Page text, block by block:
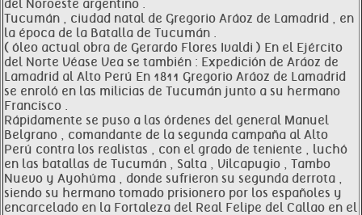
del Noroeste argentino .
Tucumán , ciudad natal de Gregorio Aráoz de Lamadrid , en
la época de la Batalla de Tucumán .
( óleo actual obra de Gerardo Flores Ivaldi ) En el Ejército
del Norte Véase Vea se también : Expedición de Aráoz de
Lamadrid al Alto Perú En 1811 Gregorio Aráoz de Lamadrid
se enroló en las milicias de Tucumán junto a su hermano
Francisco .
Rápidamente se puso a las órdenes del general Manuel
Belgrano , comandante de la segunda campaña al Alto
Perú contra los realistas , con el grado de teniente , luchó
en las batallas de Tucumán , Salta , Vilcapugio , Tambo
Nuevo y Ayohúma , donde sufrieron su segunda derrota ,
siendo su hermano tomado prisionero por los españoles y
encarcelado en la Fortaleza del Real Felipe del Callao en el